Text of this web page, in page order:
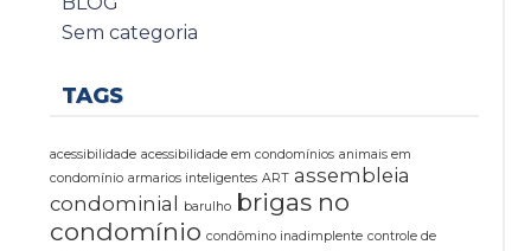
Sem categoria
TAGS
acessibilidade acessibilidade em condomínios animais em
condomínio armarios inteligentes ART assembleia
condominial
barulho brigas no
condomínio condômino inadimplente controle de